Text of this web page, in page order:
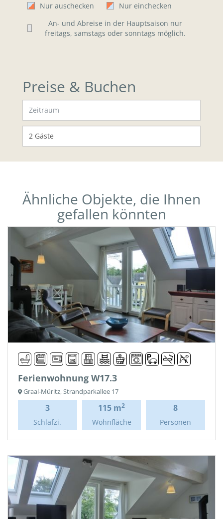
Nur auschecken
Nur einchecken
An- und Abreise in der Hauptsaison nur
freitags, samstags oder sonntags möglich.
Preise & Buchen
Ähnliche Objekte, die Ihnen
gefallen könnten
Ferienwohnung W17.3
Graal-Müritz, Strandparkallee 17
3
Schlafzi.
115 m2
Wohnfläche
8
Personen